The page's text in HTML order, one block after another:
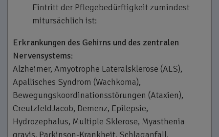
Eintritt der Pflegebedürftigkeit zumindest
mitursächlich ist:
Erkrankungen des Gehirns und des zentralen
Nervensystems:
Alzheimer, Amyotrophe Lateralsklerose (ALS),
Apallisches Syndrom (Wachkoma),
Bewegungskoordinationsstörungen (Ataxien),
Creutzfeld­Jacob, Demenz, Epilepsie,
Hydrozephalus, Multiple Sklerose, Myasthenia
gravis, Parkinson­-Krankheit, Schlaganfall,